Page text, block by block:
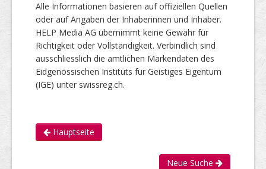
Alle Informationen basieren auf offiziellen Quellen
oder auf Angaben der Inhaberinnen und Inhaber.
HELP Media AG übernimmt keine Gewähr für
Richtigkeit oder Vollständigkeit. Verbindlich sind
ausschliesslich die amtlichen Markendaten des
Eidgenössischen Instituts für Geistiges Eigentum
(IGE) unter swissreg.ch.
Hauptseite
Neue Suche